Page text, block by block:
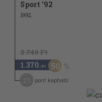
völgyében
Sport '92
1992
2.740 Ft
1.370 ,-Ft 50
pont kapható